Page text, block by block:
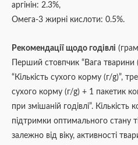
аргінін: 2.3%,
Омега-3 жирні кислоти: 0.5%.
Рекомендації щодо годівлі
Перший стовпчик “Вага тварини
“Кількість сухого корму (г/g)”,
сухого корму (г/g) + 1 пакетик
при змішаній годівлі”. Кількість
підтримки оптимального стану
залежно від віку, активності